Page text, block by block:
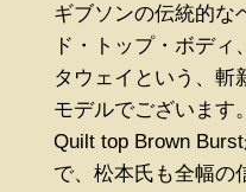
ギブソンの伝統的な
ド・トップ・ボディ
タウェイという、斬
モデルでございます
Quilt top Brown
で、松本氏も全幅の